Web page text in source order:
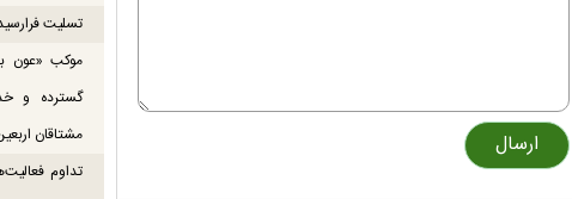
تسلیت
موکب «عون
گسترده و
مشتاقان
تداوم